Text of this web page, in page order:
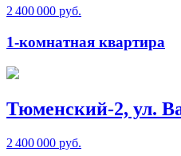
2 400 000 руб.
1-комнатная квартира
Тюменский-2, ул.
2 400 000 руб.